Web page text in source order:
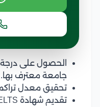
الحصول على
جامعة معترف بها.
تحقيق معدل